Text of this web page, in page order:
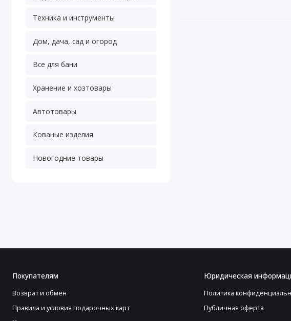
Техника и инструменты
Дом, дача, сад и огород
Все для бани
Хранение и хозтовары
Автотовары
Кованые изделия
Новогодние товары
Покупателям
Возврат и обмен
Правила и условия подарочных карт
Юридическая
Политика
Публичная оферта